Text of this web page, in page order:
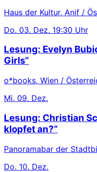
Haus der Kultur, Anif /
Do. 03. Dez. 19:30 Uhr
Lesung: Evelyn
Girls“
o*books, Wien /
Mi. 09. Dez.
Lesung: Christian
klopfet an?“
Panoramabar der
Do. 10. Dez.